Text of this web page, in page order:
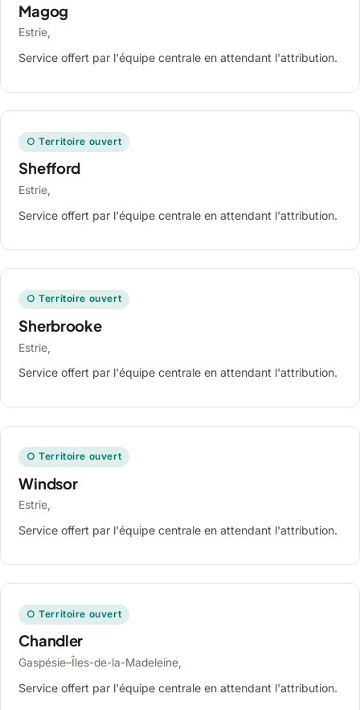
Magog
Estrie,
Service offert par l'équipe centrale en attendant l'attribution.
○ Territoire ouvert
Shefford
Estrie,
Service offert par l'équipe centrale en attendant l'attribution.
○ Territoire ouvert
Sherbrooke
Estrie,
Service offert par l'équipe centrale en attendant l'attribution.
○ Territoire ouvert
Windsor
Estrie,
Service offert par l'équipe centrale en attendant l'attribution.
○ Territoire ouvert
Chandler
Gaspésie–Îles-de-la-Madeleine,
Service offert par l'équipe centrale en attendant l'attribution.